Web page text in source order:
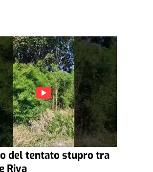
del tentato stupro tra
Riva